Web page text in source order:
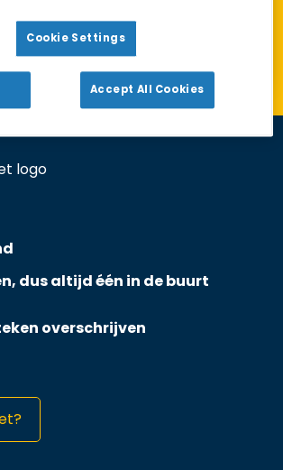
geopende loketten
dus altijd één in de buurt
overschrijven
Cookie Settings
Accept All Cookies